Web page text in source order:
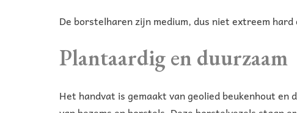
De borstelharen zijn medium, dus niet extreem
Plantaardig en duurzaam
Het handvat is gemaakt van geolied beukenhout